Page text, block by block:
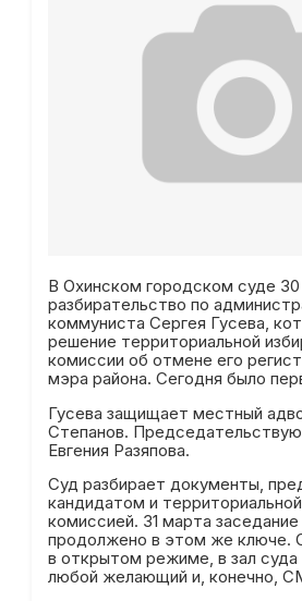
В Охинском городском суде 30
разбирательство по
коммуниста Сергея Гусева,
решение территориальной
комиссии об отмене его
мэра района. Сегодня было
Гусева защищает местный
Степанов.
Евгения Разяпова.
Суд разбирает документы,
кандидатом и
комиссией. 31 марта
продолжено в этом же ключе.
в открытом режиме, в зал
любой желающий и, конечно,